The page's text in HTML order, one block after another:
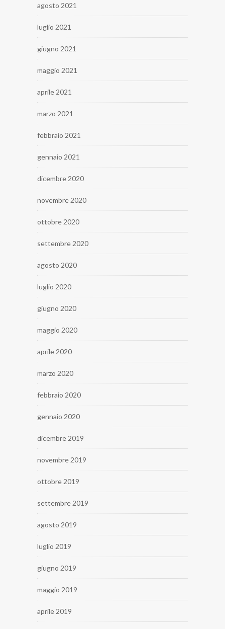
agosto 2021
luglio 2021
giugno 2021
maggio 2021
aprile 2021
marzo 2021
febbraio 2021
gennaio 2021
dicembre 2020
novembre 2020
ottobre 2020
settembre 2020
agosto 2020
luglio 2020
giugno 2020
maggio 2020
aprile 2020
marzo 2020
febbraio 2020
gennaio 2020
dicembre 2019
novembre 2019
ottobre 2019
settembre 2019
agosto 2019
luglio 2019
giugno 2019
maggio 2019
aprile 2019